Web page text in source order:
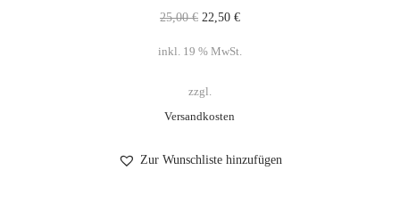
25,00€ 22,50 €
inkl. 19 % MwSt.
zzgl.
Versandkosten
Zur Wunschliste hinzufügen